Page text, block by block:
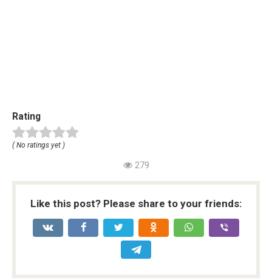
Rating
( No ratings yet )
279
Like this post? Please share to your friends: